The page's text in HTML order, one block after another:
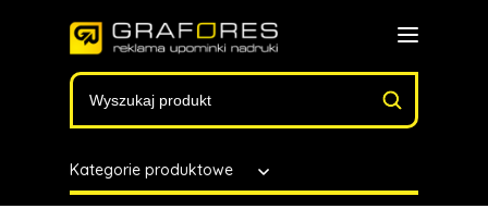
Kategorie produktowe